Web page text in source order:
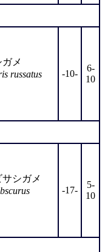
メ
russatus
-10-
6-
10
シガメ
-17-
5-
10